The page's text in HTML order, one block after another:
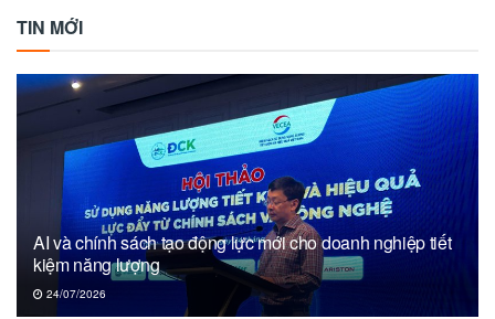
TIN MỚI
AI và chính sách tạo động lực mới cho doanh nghiệp tiết
kiệm năng lượng
24/07/2026